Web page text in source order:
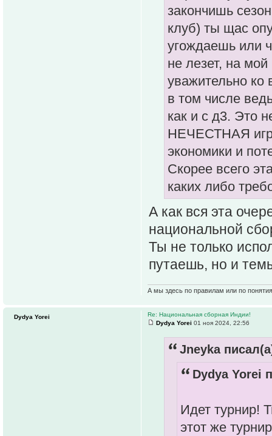
закончишь
клуб) ты щас
угождаешь или
не лезет, на
уважительно ко
в том числе
как и с д3. Это
НЕЧЕСТНАЯ
экономики и
Скорее всего
каких либо
А как вся эта
национальной
Ты не только
путаешь, но и
А мы здесь по правилам или по
Re: Национальная сборная Индии!
Dydya Yorei 01 ноя 2024, 22:56
Jneyka
Dydya Yorei
Идет турнир!
этот же
Dydya Yorei